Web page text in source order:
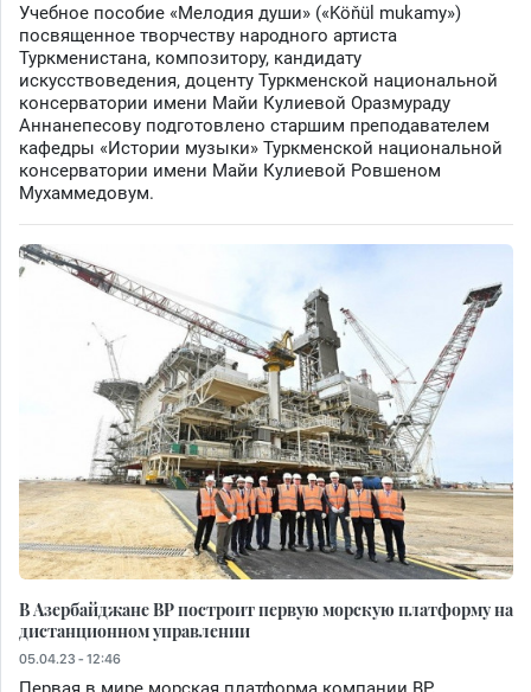
Учебное пособие «Мелодия души» («Köňül mukamy»)
посвященное творчеству народного артиста
Туркменистана, композитору, кандидату
искусствоведения, доценту Туркменской национальной
консерватории имени Майи Кулиевой Оразмураду
Аннанепесову подготовлено старшим преподавателем
кафедры «Истории музыки» Туркменской национальной
консерватории имени Майи Кулиевой Ровшеном
Мухаммедовум.
В Азербайджане BP построит первую морскую платформу на
дистанционном управлении
05.04.23 - 12:46